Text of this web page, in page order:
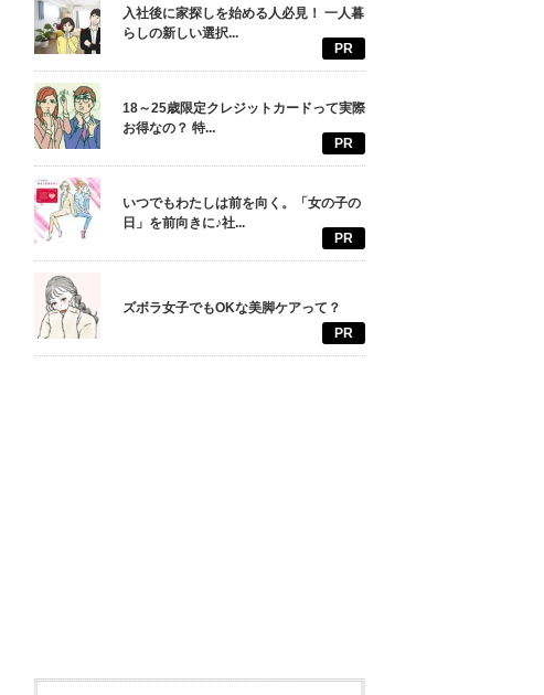
入社後に家探しを始める人必見！ 一人暮
らしの新しい選択...
PR
18～25歳限定クレジットカードって実際
お得なの？ 特...
PR
いつでもわたしは前を向く。「女の子の
日」を前向きに♪社...
PR
ズボラ女子でもOKな美脚ケアって？
PR